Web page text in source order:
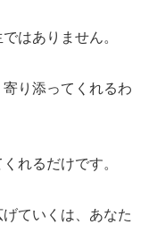
はありません。
り添ってくれるわ
れるだけです。
ていくは、あなた